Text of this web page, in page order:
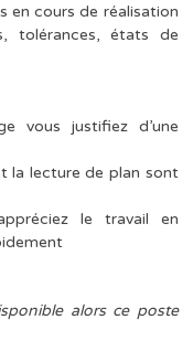
en cours de réalisation
tolérances, états de
vous justifiez d’une
la lecture de plan sont
le travail en
alors ce poste